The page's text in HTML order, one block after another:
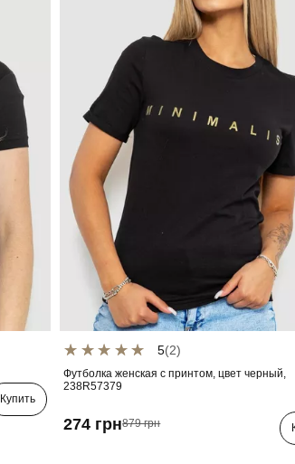
Купить
5(2)
Футболка женская с принтом, цвет черный,
238R57379
274 грн879 грн